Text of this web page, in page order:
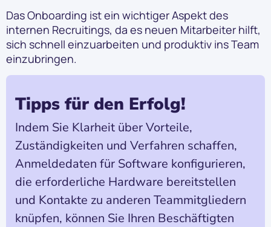
Das Onboarding ist ein wichtiger Aspekt des
internen Recruitings, da es neuen Mitarbeiter hilft,
sich schnell einzuarbeiten und produktiv ins Team
einzubringen.
Tipps für den Erfolg!
Indem Sie Klarheit über Vorteile,
Zuständigkeiten und Verfahren schaffen,
Anmeldedaten für Software konfigurieren,
die erforderliche Hardware bereitstellen
und Kontakte zu anderen Teammitgliedern
knüpfen, können Sie Ihren Beschäftigten